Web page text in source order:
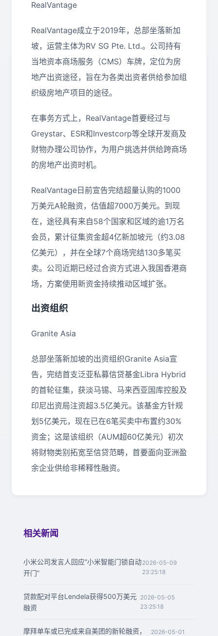
RealVantage
RealVantage成立于2019年，总部坐落新加
坡，运营主体为RV SG Pte. Ltd.。公司持有
当地资本商场服务（CMS）车牌，定位为房
地产出资途径，旨在为各类出资者供给参加组
织级房地产项目的途径。
在事务方式上，RealVantage首要经过与
Greystar、ESR和Investcorp等全球开发商及
财物办理公司协作，为用户挑选并供给跨商场
的房地产出资时机。
RealVantage日前宣告完结超量认购的1000
万美元A轮融资，估值超7000万美元。到现
在，途径具有来自58个国家和区域的逾1万名
会员，累计征集资金超4亿新加坡元（约3.08
亿美元），并在全球7个商场完结130多笔买
卖。公司近期已经过合资方式进入我国香港商
场，方案使用新资金持续推动区域扩张。
出资组织
Granite Asia
总部坐落新加坡的出资组织Granite Asia宣
告，完结首支泛亚私募信贷基金Libra Hybrid
的首轮征集，获淡马锡、马来西亚国库控股及
印尼出资局注资超3.5亿美元。该基金方针规
划 5亿美元，现在已在6笔买卖中布置约30%
资金；这是该组织（AUM超60亿美元）初次
将财物类别拓宽至信贷范畴，首要面向亚洲盈
余企业供给非稀释性融资。
相关新闻
小米公司发言人回应“小米智能门锁自动
开门”
2026-05-09
23:25:18
贷款配对平台Lendela获得500万美元
融资
2026-05-05
23:25:18
摩拜单车或已完成来自美团的新轮融资，
2026-05-01